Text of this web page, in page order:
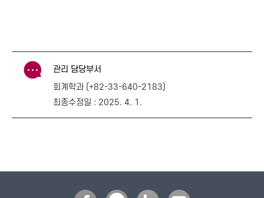
관리 담당부서
회계학과 (+82-33-640-2183)
최종수정일 : 2025. 4. 1.